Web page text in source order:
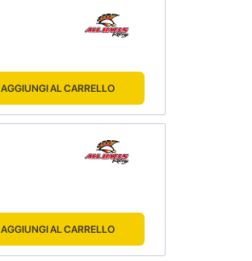
AGGIUNGI AL CARRELLO
AGGIUNGI AL CARRELLO